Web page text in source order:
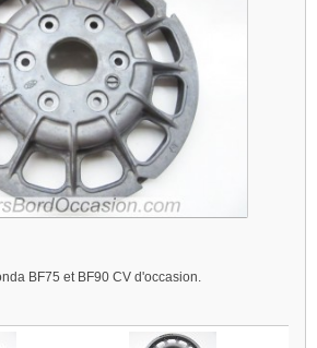
BF75 et BF90 CV d'occasion.